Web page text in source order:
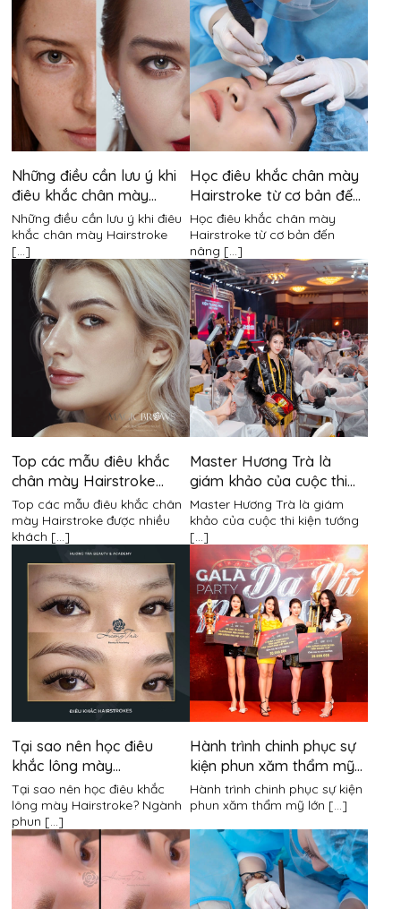
Những điều cần lưu ý khi
điêu khắc chân mày
Hairstroke
Những điều cần lưu ý khi điêu
khắc chân mày Hairstroke
[...]
Học điêu khắc chân mày
Hairstroke từ cơ bản đến
nâng cao tại quận 3
Học điêu khắc chân mày
Hairstroke từ cơ bản đến
nâng [...]
Top các mẫu điêu khắc
chân mày Hairstroke
được nhiều khách hàng
lựa chọn 2021 từ Hương
Trà Beauty
Top các mẫu điêu khắc chân
mày Hairstroke được nhiều
khách [...]
Master Hương Trà là
giám khảo của cuộc thi
kiện tướng PMU Việt Nam
Master Hương Trà là giám
khảo của cuộc thi kiện tướng
[...]
Tại sao nên học điêu
khắc lông mày
Hairstroke?
Tại sao nên học điêu khắc
lông mày Hairstroke? Ngành
phun [...]
Hành trình chinh phục sự
kiện phun xăm thẩm mỹ
lớn nhất Việt Nam
Hành trình chinh phục sự kiện
phun xăm thẩm mỹ lớn [...]